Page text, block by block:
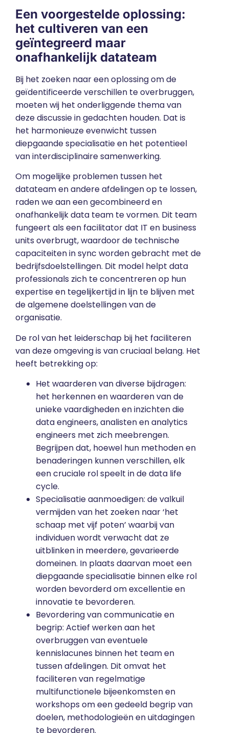
Een voorgestelde oplossing:
het cultiveren van een
geïntegreerd maar
onafhankelijk datateam
Bij het zoeken naar een oplossing om de
geïdentificeerde verschillen te overbruggen,
moeten wij het onderliggende thema van
deze discussie in gedachten houden. Dat is
het harmonieuze evenwicht tussen
diepgaande specialisatie en het potentieel
van interdisciplinaire samenwerking.
Om mogelijke problemen tussen het
datateam en andere afdelingen op te lossen,
raden we aan een gecombineerd en
onafhankelijk data team te vormen. Dit team
fungeert als een facilitator dat IT en business
units overbrugt, waardoor de technische
capaciteiten in sync worden gebracht met de
bedrijfsdoelstellingen. Dit model helpt data
professionals zich te concentreren op hun
expertise en tegelijkertijd in lijn te blijven met
de algemene doelstellingen van de
organisatie.
De rol van het leiderschap bij het faciliteren
van deze omgeving is van cruciaal belang. Het
heeft betrekking op:
Het waarderen van diverse bijdragen:
het herkennen en waarderen van de
unieke vaardigheden en inzichten die
data engineers, analisten en analytics
engineers met zich meebrengen.
Begrijpen dat, hoewel hun methoden en
benaderingen kunnen verschillen, elk
een cruciale rol speelt in de data life
cycle.
Specialisatie aanmoedigen: de valkuil
vermijden van het zoeken naar ‘het
schaap met vijf poten’ waarbij van
individuen wordt verwacht dat ze
uitblinken in meerdere, gevarieerde
domeinen. In plaats daarvan moet een
diepgaande specialisatie binnen elke rol
worden bevorderd om excellentie en
innovatie te bevorderen.
Bevordering van communicatie en
begrip: Actief werken aan het
overbruggen van eventuele
kennislacunes binnen het team en
tussen afdelingen. Dit omvat het
faciliteren van regelmatige
multifunctionele bijeenkomsten en
workshops om een ​​gedeeld begrip van
doelen, methodologieën en uitdagingen
te bevorderen.